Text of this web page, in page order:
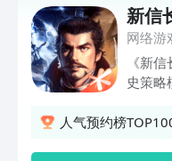
新信
网络游
《新
史策略
正版还
人气预约榜